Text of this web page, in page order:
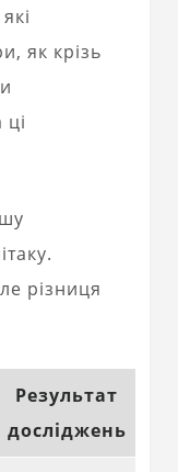
як крізь
різниця
Результат
досліджень